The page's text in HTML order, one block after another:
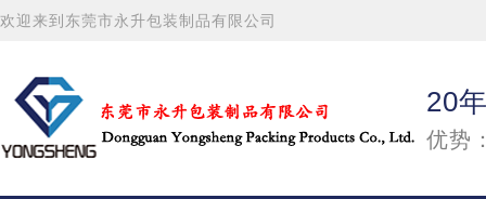
欢迎来到东莞市永升包装制品有限公司
20
优势